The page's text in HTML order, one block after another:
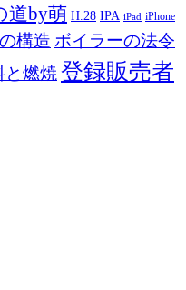
道by萌 H.28 IPA iPad iPhone
構造 ボイラーの法令
と燃焼 登録販売者